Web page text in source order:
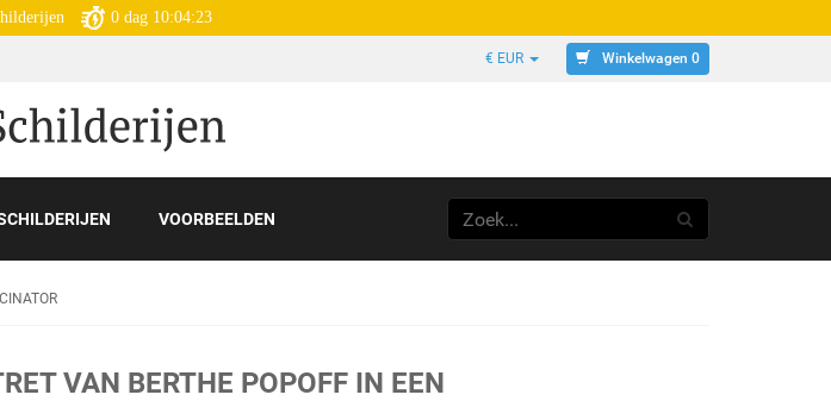
0 dag 10:04:22
€ EUR Winkelwagen 0
VOORBEELDEN
VAN BERTHE POPOFF IN EEN